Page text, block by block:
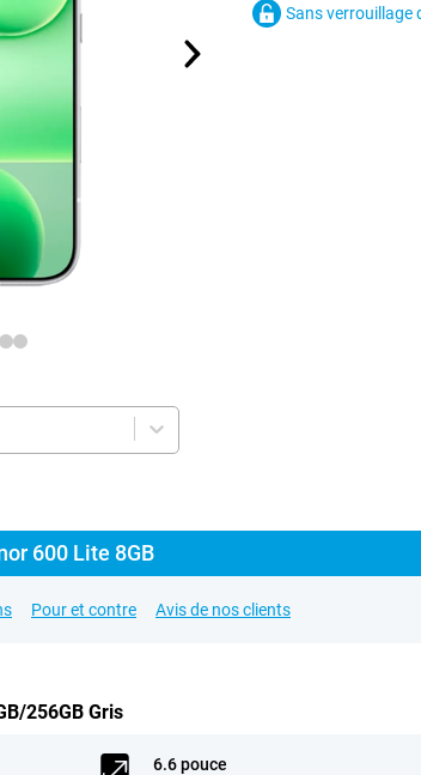
Sans verrouillage
600 Lite 8GB
Pour et contre Avis de nos clients
256GB Gris
6.6 pouce